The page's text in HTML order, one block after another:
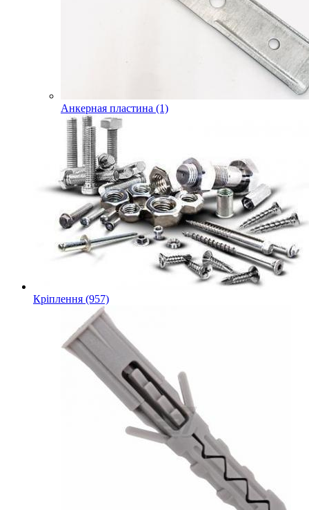
Анкерная пластина (1)
Кріплення (957)